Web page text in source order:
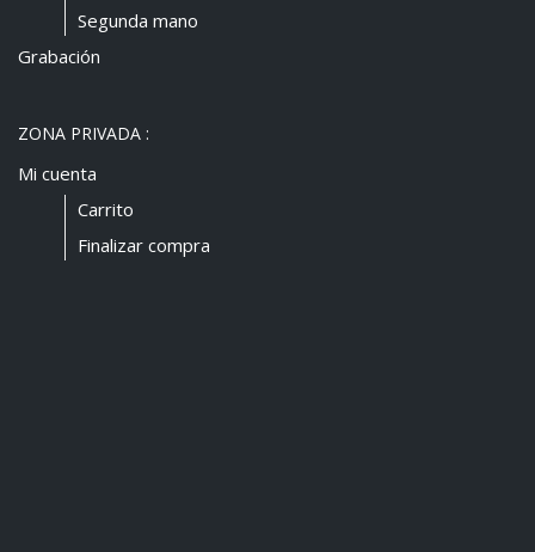
Segunda mano
Grabación
ZONA PRIVADA :
Mi cuenta
Carrito
Finalizar compra